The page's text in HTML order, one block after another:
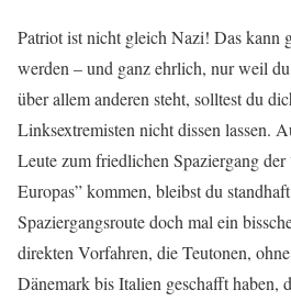
Patriot ist nicht gleich Nazi! Das kann
werden – und ganz ehrlich, nur weil
über allem anderen steht, solltest du
Linksextremisten nicht dissen lassen.
Leute zum friedlichen Spaziergang der
Europas” kommen, bleibst du
Spaziergangsroute doch mal ein
direkten Vorfahren, die Teutonen,
Dänemark bis Italien geschafft haben,